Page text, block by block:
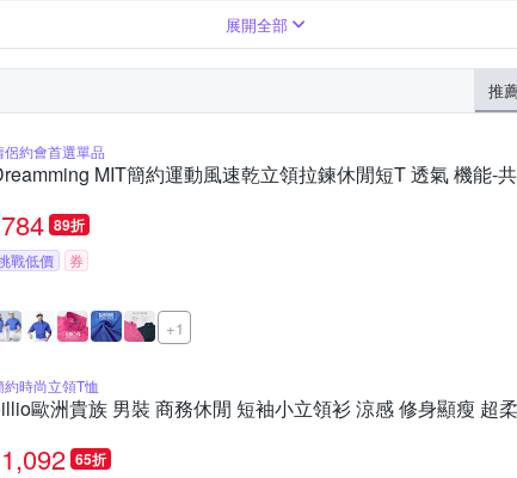
3XL 4XL
展開全部
推
侶約會首選單品
MIT簡約運動風速乾立領拉鍊休閒短T 透氣 機能-
784 89折
戰低價 券
+1
約時尚立領T恤
歐洲貴族 男裝 商務休閒 短袖小立領衫 涼感 修身顯瘦 超
1,092 65折